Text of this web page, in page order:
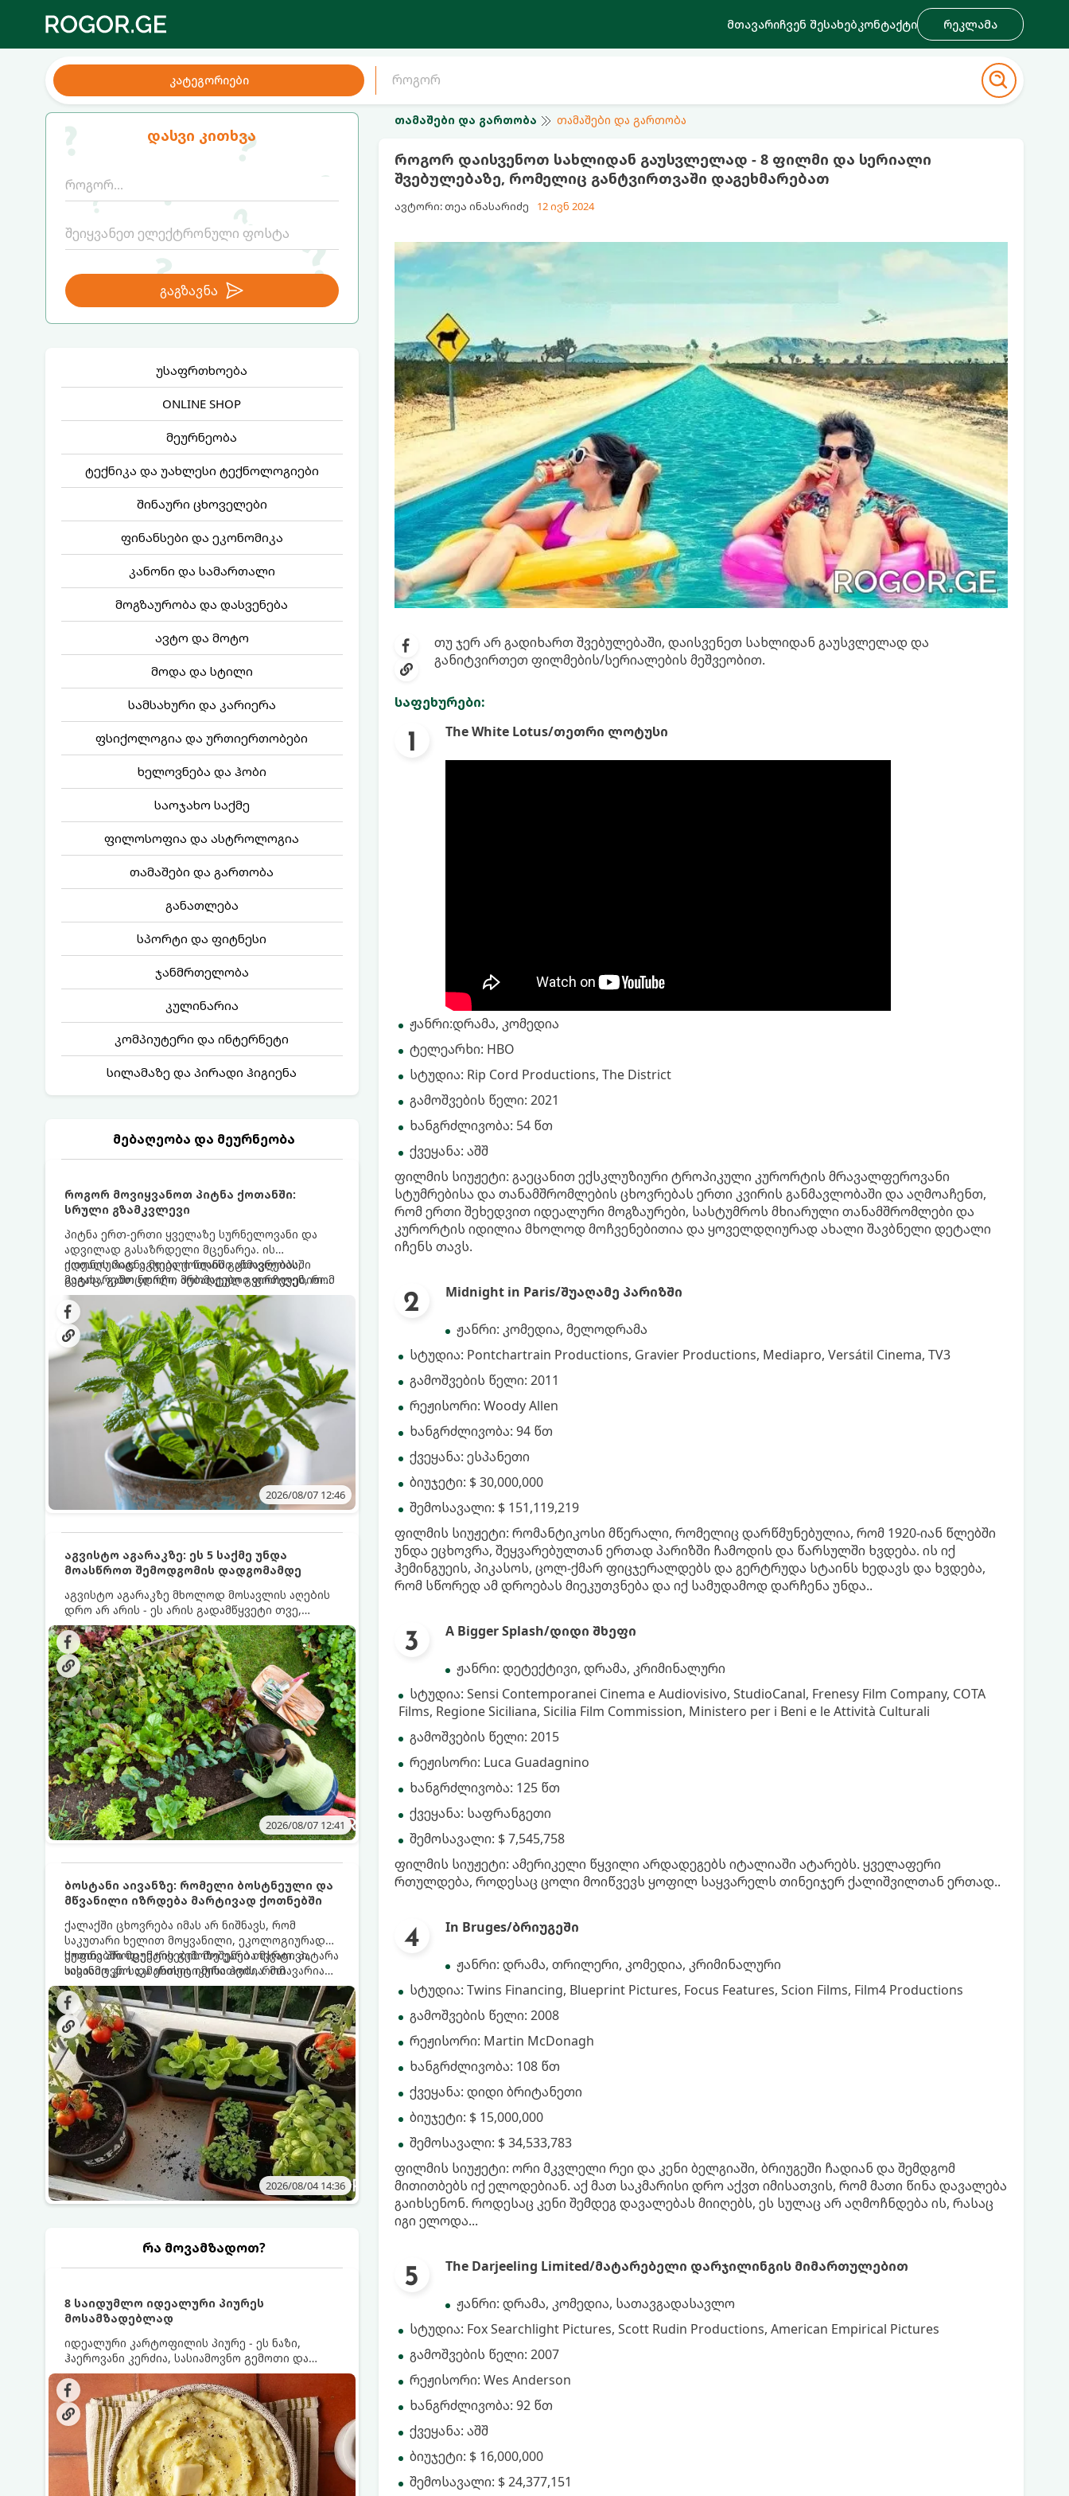
მთავარიჩვენ შესახებკონტაქტი რეკლამა
კატეგორიები
დასვი კითხვა
გაგზავნა
უსაფრთხოება
ONLINE SHOP
მეურნეობა
ტექნიკა და უახლესი ტექნოლოგიები
შინაური ცხოველები
ფინანსები და ეკონომიკა
კანონი და სამართალი
მოგზაურობა და დასვენება
ავტო და მოტო
მოდა და სტილი
სამსახური და კარიერა
ფსიქოლოგია და ურთიერთობები
ხელოვნება და ჰობი
საოჯახო საქმე
ფილოსოფია და ასტროლოგია
თამაშები და გართობა
განათლება
სპორტი და ფიტნესი
ჯანმრთელობა
კულინარია
კომპიუტერი და ინტერნეტი
სილამაზე და პირადი ჰიგიენა
მებაღეობა და მეურნეობა
როგორ მოვიყვანოთ პიტნა ქოთანში:
სრული გზამკვლევი
პიტნა ერთ-ერთი ყველაზე სურნელოვანი და
ადვილად გასაზრდელი მცენარეა. ის
იდეალურად ეგუება ქოთანში ცხოვრებას,
მეტიც, გამოცდილი მებაღეები გვირჩევენ, რომ
პიტნა მხოლოდ ქოთანში მოვიყვანოთ, რადგან
ღია გრუნტში (ბაღში) დარგვისას ის ფესვებით
ძალიან სწრაფად ვრცელდება და სხვა
მცენარეებს ავიწროებს.
ქოთნის პიტნა მთელი წლის განმავლობაში
გაგახარებთ ნორჩი, არომატული ფოთლებით
ჩაის, ლიმონათისა თუ კერძებისთვის.
2026/08/07 12:46
აგვისტო აგარაკზე: ეს 5 საქმე უნდა
მოასწროთ შემოდგომის დადგომამდე
აგვისტო აგარაკზე მხოლოდ მოსავლის აღების
დრო არ არის - ეს არის გადამწყვეტი თვე,
როდესაც საფუძველი ეყრება მომავალი წლის
მოსავალს და ბაღი მზადდება შემოდგომა-
ზამთრის სეზონისთვის. იმისათვის, რომ
ნიადაგმა ენერგია აღიდგინოს, ხოლო
მცენარეებმა ზამთარს გაუძლონ, აგვისტოს
ბოლომდე 5 მნიშვნელოვანი საქმის გაკეთება
უნდა მოასწროთ:
2026/08/07 12:41
ბოსტანი აივანზე: რომელი ბოსტნეული და
მწვანილი იზრდება მარტივად ქოთნებში
ქალაქში ცხოვრება იმას არ ნიშნავს, რომ
საკუთარი ხელით მოყვანილი, ეკოლოგიურად
სუფთა პროდუქტის გემოზე უარი თქვათ. პატარა
აივანიც კი საკმარისია იმისათვის, რომ
მოიწყოთ მინი-ბოსტანი, საიდანაც
ყოველდღიურად ახალ, არომატულ მწვანილსა
და ბოსტნეულს მოკრეფთ.
ქოთნებში მცენარეების მოშენება მარტივი,
სასიამოვნო და ესთეტიკური ჰობია. მთავარია
იცოდეთ, რომელი კულტურები ეგუებიან
ქოთნის პირობებს ყველაზე კარგად და როგორ
მოუაროთ მათ სწორად.
2026/08/04 14:36
რა მოვამზადოთ?
8 საიდუმლო იდეალური პიურეს
მოსამზადებლად
იდეალური კარტოფილის პიურე - ეს ნაზი,
ჰაეროვანი კერძია, სასიამოვნო გემოთი და
ნაღების-მოყვითალო ფერით. მისი მომზადება
ძალიან მარტივია, მაგრამ არსებობს რამდენიმე
საიდუმლო, რომლებიც უნდა იცოდეთ, რომ
პიურე იდეალურად გემრიელი გამოვიდეს.
თამაშები და გართობა თამაშები და გართობა
როგორ დაისვენოთ სახლიდან გაუსვლელად - 8 ფილმი და სერიალი
შვებულებაზე, რომელიც განტვირთვაში დაგეხმარებათ
ავტორი: თეა ინასარიძე 12 ივნ 2024
თუ ჯერ არ გადიხართ შვებულებაში, დაისვენეთ სახლიდან გაუსვლელად და
განიტვირთეთ ფილმების/სერიალების მეშვეობით.
საფეხურები:
The White Lotus/თეთრი ლოტუსი
ჟანრი:დრამა, კომედია
ტელეარხი: HBO
სტუდია: Rip Cord Productions, The District
გამოშვების წელი: 2021
ხანგრძლივობა: 54 წთ
ქვეყანა: აშშ
ფილმის სიუჟეტი: გაეცანით ექსკლუზიური ტროპიკული კურორტის მრავალფეროვანი
სტუმრებისა და თანამშრომლების ცხოვრებას ერთი კვირის განმავლობაში და აღმოაჩენთ,
რომ ერთი შეხედვით იდეალური მოგზაურები, სასტუმროს მხიარული თანამშრომლები და
კურორტის იდილია მხოლოდ მოჩვენებითია და ყოველდღიურად ახალი შავბნელი დეტალი
იჩენს თავს.
Midnight in Paris/შუაღამე პარიზში
ჟანრი: კომედია, მელოდრამა
სტუდია: Pontchartrain Productions, Gravier Productions, Mediapro, Versátil Cinema, TV3
გამოშვების წელი: 2011
რეჟისორი: Woody Allen
ხანგრძლივობა: 94 წთ
ქვეყანა: ესპანეთი
ბიუჯეტი: $ 30,000,000
შემოსავალი: $ 151,119,219
ფილმის სიუჟეტი: რომანტიკოსი მწერალი, რომელიც დარწმუნებულია, რომ 1920-იან წლებში
უნდა ეცხოვრა, შეყვარებულთან ერთად პარიზში ჩამოდის და წარსულში ხვდება. ის იქ
ჰემინგუეის, პიკასოს, ცოლ-ქმარ ფიცჯერალდებს და გერტრუდა სტაინს ხედავს და ხვდება,
რომ სწორედ ამ დროებას მიეკუთვნება და იქ სამუდამოდ დარჩენა უნდა..
A Bigger Splash/დიდი შხეფი
ჟანრი: დეტექტივი, დრამა, კრიმინალური
სტუდია: Sensi Contemporanei Cinema e Audiovisivo, StudioCanal, Frenesy Film Company, COTA
Films, Regione Siciliana, Sicilia Film Commission, Ministero per i Beni e le Attività Culturali
გამოშვების წელი: 2015
რეჟისორი: Luca Guadagnino
ხანგრძლივობა: 125 წთ
ქვეყანა: საფრანგეთი
შემოსავალი: $ 7,545,758
ფილმის სიუჟეტი: ამერიკელი წყვილი არდადეგებს იტალიაში ატარებს. ყველაფერი
რთულდება, როდესაც ცოლი მოიწვევს ყოფილ საყვარელს თინეიჯერ ქალიშვილთან ერთად..
In Bruges/ბრიუგეში
ჟანრი: დრამა, თრილერი, კომედია, კრიმინალური
სტუდია: Twins Financing, Blueprint Pictures, Focus Features, Scion Films, Film4 Productions
გამოშვების წელი: 2008
რეჟისორი: Martin McDonagh
ხანგრძლივობა: 108 წთ
ქვეყანა: დიდი ბრიტანეთი
ბიუჯეტი: $ 15,000,000
შემოსავალი: $ 34,533,783
ფილმის სიუჟეტი: ორი მკვლელი რეი და კენი ბელგიაში, ბრიუგეში ჩადიან და შემდგომ
მითითბებს იქ ელოდებიან. აქ მათ საკმარისი დრო აქვთ იმისათვის, რომ მათი წინა დავალება
გაიხსენონ. როდესაც კენი შემდეგ დავალებას მიიღებს, ეს სულაც არ აღმოჩნდება ის, რასაც
იგი ელოდა...
The Darjeeling Limited/მატარებელი დარჯილინგის მიმართულებით
ჟანრი: დრამა, კომედია, სათავგადასავლო
სტუდია: Fox Searchlight Pictures, Scott Rudin Productions, American Empirical Pictures
გამოშვების წელი: 2007
რეჟისორი: Wes Anderson
ხანგრძლივობა: 92 წთ
ქვეყანა: აშშ
ბიუჯეტი: $ 16,000,000
შემოსავალი: $ 24,377,151